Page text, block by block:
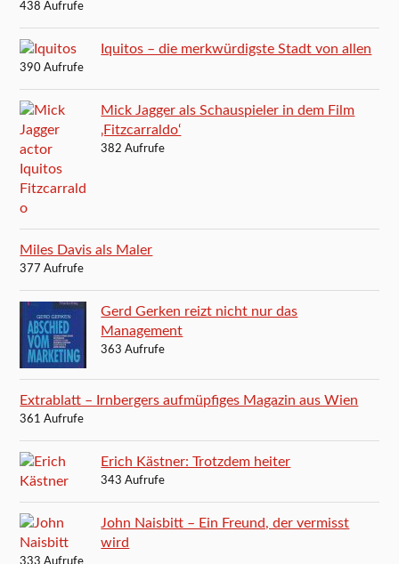
438 Aufrufe
Iquitos – die merkwürdigste Stadt von allen
390 Aufrufe
Mick Jagger als Schauspieler in dem Film
‚Fitzcarraldo‘
382 Aufrufe
Miles Davis als Maler
377 Aufrufe
Gerd Gerken reizt nicht nur das
Management
363 Aufrufe
Extrablatt – Irnbergers aufmüpfiges Magazin aus Wien
361 Aufrufe
Erich Kästner: Trotzdem heiter
343 Aufrufe
John Naisbitt – Ein Freund, der vermisst
wird